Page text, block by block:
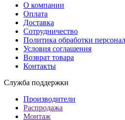
О компании
Оплата
Доставка
Сотрудничество
Политика обработки
Условия соглашения
Возврат товара
Контакты
Служба поддержки
Производители
Распродажа
Монтаж